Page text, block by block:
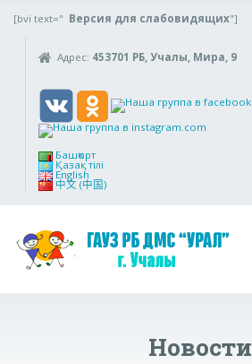
[bvi text=" Версия для слабовидящих"]
Адрес: 453701 РБ, Учалы, Мира, 9
Башҡорт
Қазақ тілі
English
中文 (中国)
Новости